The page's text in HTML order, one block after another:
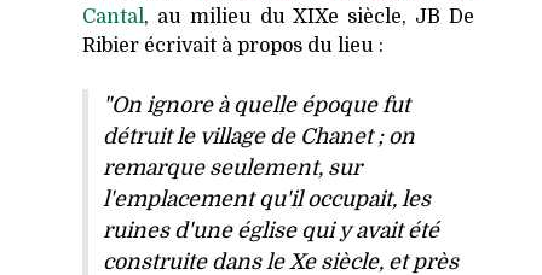
Cantal, au milieu du XIXe siècle, JB De
Ribier écrivait à propos du lieu :
"On ignore à quelle époque fut
détruit le village de Chanet ; on
remarque seulement, sur
l'emplacement qu'il occupait, les
ruines d'une église qui y avait été
construite dans le Xe siècle, et près